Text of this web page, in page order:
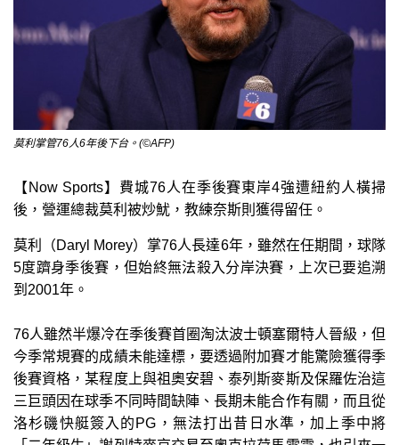
莫利掌管76人6年後下台。(©AFP)
【Now Sports】費城76人在季後賽東岸4強遭紐約人橫掃
後，營運總裁莫利被炒魷，教練奈斯則獲得留任。
莫利（Daryl Morey）掌76人長達6年，雖然在任期間，球隊
5度躋身季後賽，但始終無法殺入分岸決賽，上次已要追溯
到2001年。
76人雖然半爆冷在季後賽首圈淘汰波士頓塞爾特人晉級，但
今季常規賽的成績未能達標，要透過附加賽才能驚險獲得季
後賽資格，某程度上與祖奧安碧、泰列斯麥斯及保羅佐治這
三巨頭因在球季不同時間缺陣、長期未能合作有關，而且從
洛杉磯快艇簽入的PG，無法打出昔日水準，加上季中將